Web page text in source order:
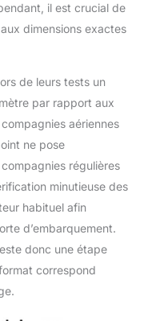
il est crucial de
dimensions exactes
de leurs tests un
par rapport aux
aériennes
ne pose
régulières
minutieuse des
habituel afin
d’embarquement.
donc une étape
correspond